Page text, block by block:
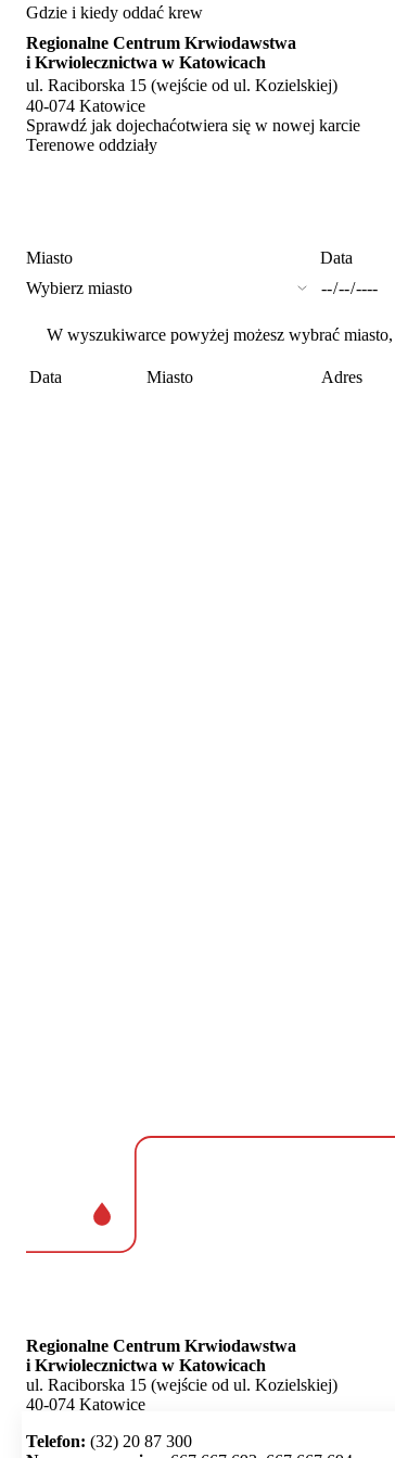
Gdzie i kiedy oddać krew
Regionalne Centrum Krwiodawstwa
i Krwiolecznictwa w Katowicach
ul. Raciborska 15 (wejście od ul. Kozielskiej)
40-074 Katowice
Sprawdź jak dojechaćotwiera się w nowej karcie
Terenowe oddziały
Miasto
Data
W wyszukiwarce powyżej możesz wybrać
Data
Miasto Adres
Regionalne Centrum Krwiodawstwa
i Krwiolecznictwa w Katowicach
ul. Raciborska 15 (wejście od ul. Kozielskiej)
40-074 Katowice
Telefon: (32) 20 87 300